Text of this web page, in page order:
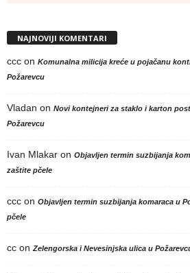
NAJNOVIJI KOMENTARI
ccc on Komunalna milicija kreće u pojačanu
Požarevcu
Vladan on Novi kontejneri za staklo i karton
Požarevcu
Ivan Mlakar on Objavljen termin suzbijanja
zaštite pčele
ccc on Objavljen termin suzbijanja komaraca u
pčele
cc onZelengorska i Nevesinjska ulica u